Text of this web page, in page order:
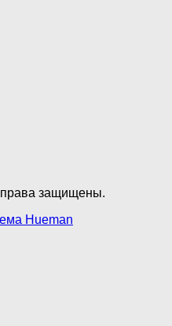
права защищены.
Hueman